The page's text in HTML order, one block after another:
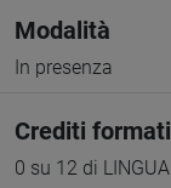
Modalità
In presenza
Crediti
0 su 12 di